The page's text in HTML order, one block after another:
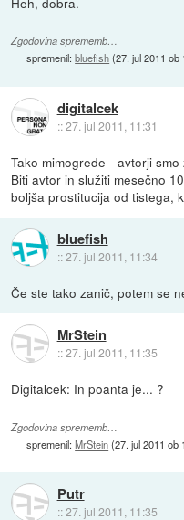
Zgodovina sprememb…
spremenil:bluefish(27. jul 2011 ob
digitalcek
::27. jul 2011, 11:31
Tako mimogrede - avtorji
Biti avtor in služiti mesečno
boljša prostitucija od tistega,
bluefish
::27. jul 2011, 11:34
Če ste tako zanič, potem se
MrStein
::27. jul 2011, 11:35
Digitalcek: In poanta je... ?
Zgodovina sprememb…
spremenil:MrStein(27. jul 2011 ob
Putr
::27. jul 2011, 11:35